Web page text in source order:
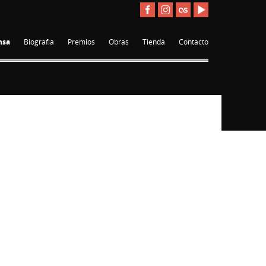
Biografía Premios Obras Tienda Contacto